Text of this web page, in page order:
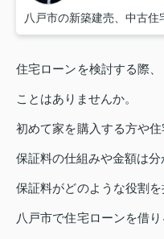
八戸市の新築建売、中古住
住宅ローンを検討する際
ことはありませんか。
初めて家を購入する方や
保証料の仕組みや金額は分
保証料がどのような役割
八戸市で住宅ローンを借